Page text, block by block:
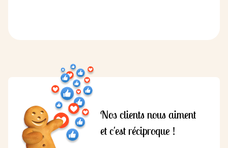
Nos clients nous aiment
et c'est réciproque !